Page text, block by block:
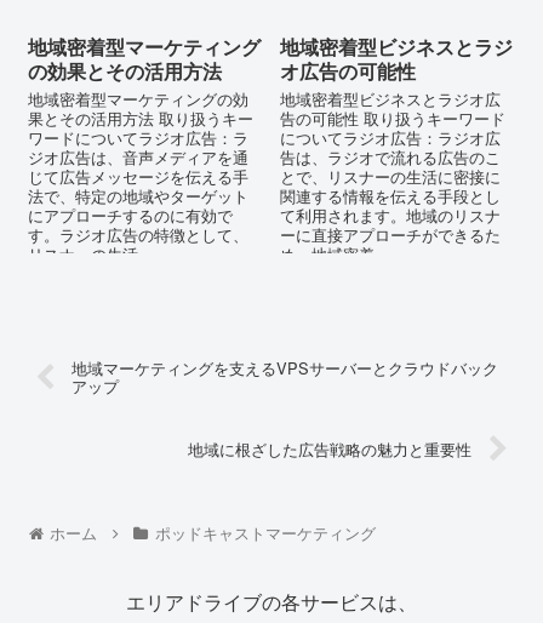
地域密着型マーケティング
の効果とその活用方法
地域密着型マーケティングの効
果とその活用方法 取り扱うキー
ワードについてラジオ広告：ラ
ジオ広告は、音声メディアを通
じて広告メッセージを伝える手
法で、特定の地域やターゲット
にアプローチするのに有効で
す。ラジオ広告の特徴として、
リスナーの生活...
地域密着型ビジネスとラジ
オ広告の可能性
地域密着型ビジネスとラジオ広
告の可能性 取り扱うキーワード
についてラジオ広告：ラジオ広
告は、ラジオで流れる広告のこ
とで、リスナーの生活に密接に
関連する情報を伝える手段とし
て利用されます。地域のリスナ
ーに直接アプローチができるた
め、地域密着...
地域マーケティングを支えるVPSサーバーとクラウドバック
アップ
地域に根ざした広告戦略の魅力と重要性
ホーム ポッドキャストマーケティング
エリアドライブの各サービスは、